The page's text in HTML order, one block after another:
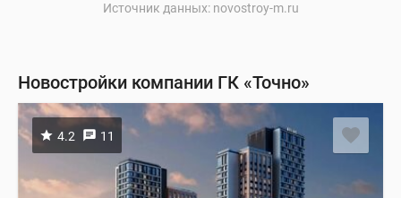
Источник данных: novostroy-m.ru
Новостройки компании ГК «Точно»
4.2 11